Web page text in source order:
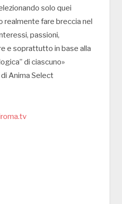
solo quei
fare breccia nel
passioni,
e soprattutto in base alla
di ciascuno»
Anima Select